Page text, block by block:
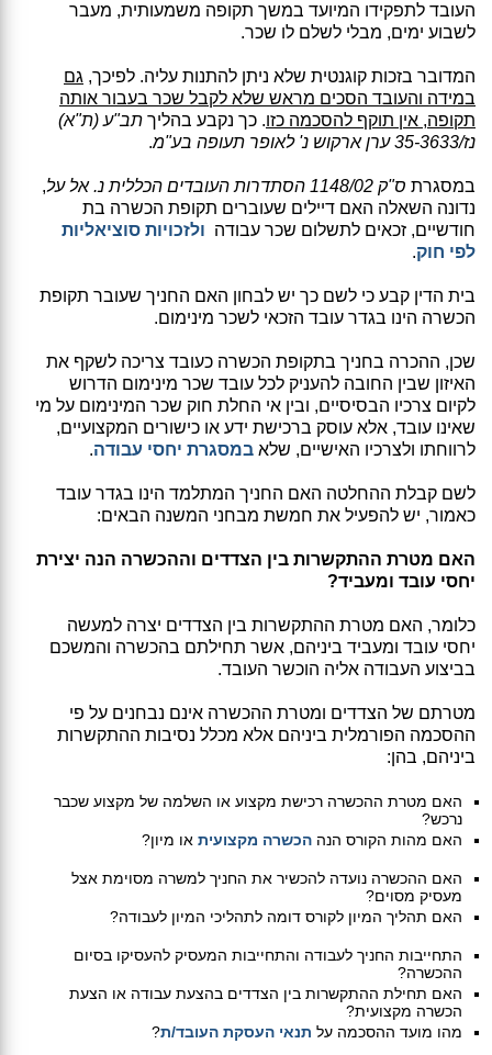
העובד לתפקידו המיועד במשך תקופה משמעותית, מעבר
לשבוע ימים, מבלי לשלם לו שכר.
המדובר בזכות קוגנטית שלא ניתן להתנות עליה. לפיכך, גם
במידה והעובד הסכים מראש שלא לקבל שכר בעבור אותה
תקופה, אין תוקף להסכמה כזו. כך נקבע בהליך תב"ע (ת"א)
נז/35-3633 ערן ארקוש נ' לאופר תעופה בע"מ
.
במסגרת ס"ק 1148/02 הסתדרות העובדים הכללית נ. אל על
,
נדונה השאלה האם דיילים שעוברים תקופת הכשרה בת
חודשיים, זכאים לתשלום שכר עבודה ולזכויות סוציאליות
לפי חוק.
בית הדין קבע כי לשם כך יש לבחון האם החניך שעובר תקופת
הכשרה הינו בגדר עובד הזכאי לשכר מינימום.
שכן, ההכרה בחניך בתקופת הכשרה כעובד צריכה לשקף את
האיזון שבין החובה להעניק לכל עובד שכר מינימום הדרוש
לקיום צרכיו הבסיסיים, ובין אי החלת חוק שכר המינימום על מי
שאינו עובד, אלא עוסק ברכישת ידע או כישורים המקצועיים,
לרווחתו ולצרכיו האישיים, שלא במסגרת יחסי עבודה.
לשם קבלת ההחלטה האם החניך המתלמד הינו בגדר עובד
כאמור, יש להפעיל את חמשת מבחני המשנה הבאים:
האם מטרת ההתקשרות בין הצדדים וההכשרה הנה יצירת
יחסי עובד ומעביד?
כלומר, האם מטרת ההתקשרות בין הצדדים יצרה למעשה
יחסי עובד ומעביד ביניהם, אשר תחילתם בהכשרה והמשכם
בביצוע העבודה אליה הוכשר העובד.
מטרתם של הצדדים ומטרת ההכשרה אינם נבחנים על פי
ההסכמה הפורמלית ביניהם אלא מכלל נסיבות ההתקשרות
ביניהם, בהן:
האם מטרת ההכשרה רכישת מקצוע או השלמה של מקצוע שכבר
נרכש?
האם מהות הקורס הנה הכשרה מקצועית או מיון?
האם ההכשרה נועדה להכשיר את החניך למשרה מסוימת אצל
מעסיק מסוים?
האם תהליך המיון לקורס דומה לתהליכי המיון לעבודה?
התחייבות החניך לעבודה והתחייבות המעסיק להעסיקו בסיום
ההכשרה?
האם תחילת ההתקשרות בין הצדדים בהצעת עבודה או הצעת
הכשרה מקצועית?
מהו מועד ההסכמה על תנאי העסקת העובד/ת?